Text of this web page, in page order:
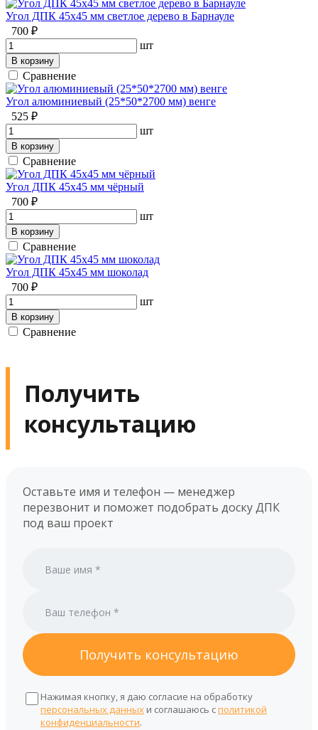
Угол ДПК 45x45 мм светлое дерево в Барнауле
700 ₽
шт
В корзину
Сравнение
Угол алюминиевый (25*50*2700 мм) венге
525 ₽
шт
В корзину
Сравнение
Угол ДПК 45x45 мм чёрный
700 ₽
шт
В корзину
Сравнение
Угол ДПК 45x45 мм шоколад
700 ₽
шт
В корзину
Сравнение
Получить
консультацию
Оставьте имя и телефон — менеджер
перезвонит и поможет подобрать доску ДПК
под ваш проект
Получить консультацию
Нажимая кнопку, я даю согласие на обработку
персональных данных и соглашаюсь сполитикой
конфиденциальности.